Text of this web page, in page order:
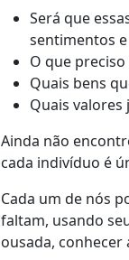
Será que
sentimentos
O que
Quais bens
Quais
Ainda não
cada indivíduo é
Cada um de nós
faltam, usando
ousada,